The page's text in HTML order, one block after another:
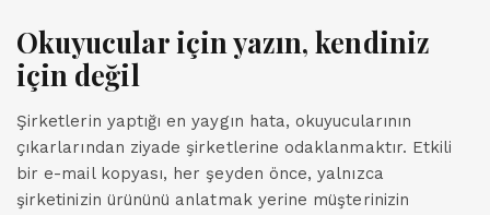
Okuyucular için yazın, kendiniz
için değil
Şirketlerin yaptığı en yaygın hata, okuyucularının
çıkarlarından ziyade şirketlerine odaklanmaktır. Etkili
bir e-mail kopyası, her şeyden önce, yalnızca
şirketinizin ürününü anlatmak yerine müşterinizin